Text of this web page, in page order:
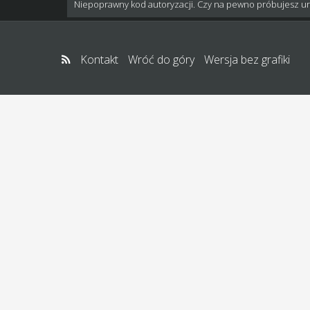
Niepoprawny kod autoryzacji. Czy na pewno próbujesz
Kontakt Wróć do góry Wersja bez grafiki